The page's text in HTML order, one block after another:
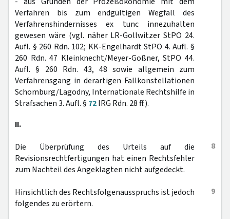
Verfahren bis zum endgültigen Wegfall des
Verfahrenshindernisses ex tunc innezuhalten
gewesen wäre (vgl. näher LR-Gollwitzer StPO 24.
Aufl. § 260 Rdn. 102; KK-Engelhardt StPO 4. Aufl. §
260 Rdn. 47 Kleinknecht/Meyer-Goßner, StPO 44.
Aufl. § 260 Rdn. 43, 48 sowie allgemein zum
Verfahrensgang in derartigen Fallkonstellationen
Schomburg/Lagodny, Internationale Rechtshilfe in
Strafsachen 3. Aufl. § 72IRG Rdn. 28 ff.).
II.
8
Die Überprüfung des Urteils auf die
Revisionsrechtfertigungen hat einen Rechtsfehler
zum Nachteil des Angeklagten nicht aufgedeckt.
9
Hinsichtlich des Rechtsfolgenausspruchs ist jedoch
folgendes zu erörtern.